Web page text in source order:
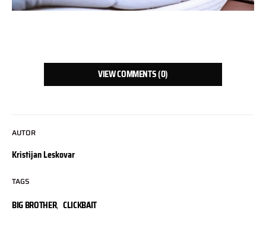
AUTOR
Kristijan Leskovar
TAGS
BIG BROTHER, CLICKBAIT
VIEW COMMENTS (0)